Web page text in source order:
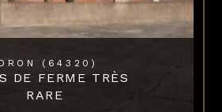
(64320)
DE FERME TRÈS
RARE